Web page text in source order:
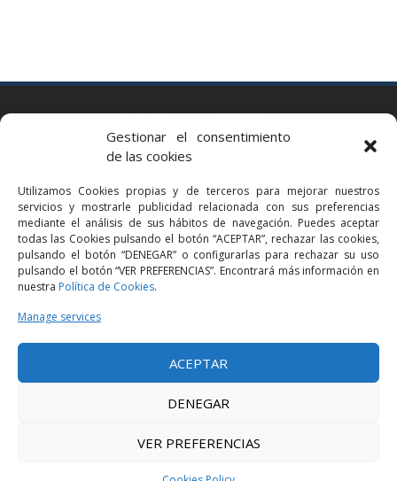
Gestionar el consentimiento
de las cookies
Utilizamos Cookies propias y de terceros para mejorar nuestros
servicios y mostrarle publicidad relacionada con sus preferencias
mediante el análisis de sus hábitos de navegación. Puedes aceptar
todas las Cookies pulsando el botón “ACEPTAR”, rechazar las cookies,
pulsando el botón “DENEGAR” o configurarlas para rechazar su uso
pulsando el botón “VER PREFERENCIAS”. Encontrará más información en
nuestra Política de Cookies.
Manage services
ACEPTAR
DENEGAR
VER PREFERENCIAS
Via Augusta 2 bis, 3º, 08006 Barcelona
bcn@bellavistalegal.eu
GRANOLLERS
C/ Sant Jaume, 16 1r, 08401 Granollers (Bcn)
+34 93 860 39 60
grn@bellavistalegal.eu
MADRID
C/ Serrano 114, 2º izq. 28006 Madrid.
+34 91 431 98 21 | +34 91 431 98 95
mad@bellavistalegal.eu
© 2016 Bellavista Legal - All rights reserved -Legal Notice